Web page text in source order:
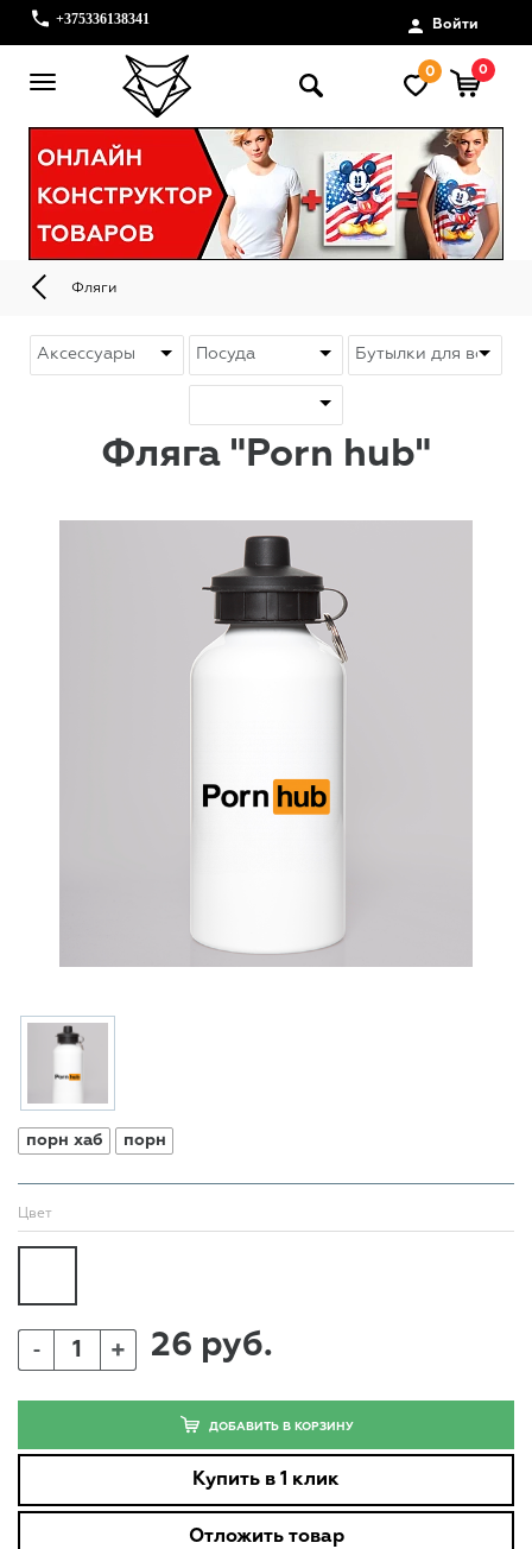
+375336138341 Войти
0 0
Фляги
Фляга "Porn hub"
порн хаб порн
Цвет
- + 26 руб.
ДОБАВИТЬ В КОРЗИНУ
Купить в 1 клик
Отложить товар